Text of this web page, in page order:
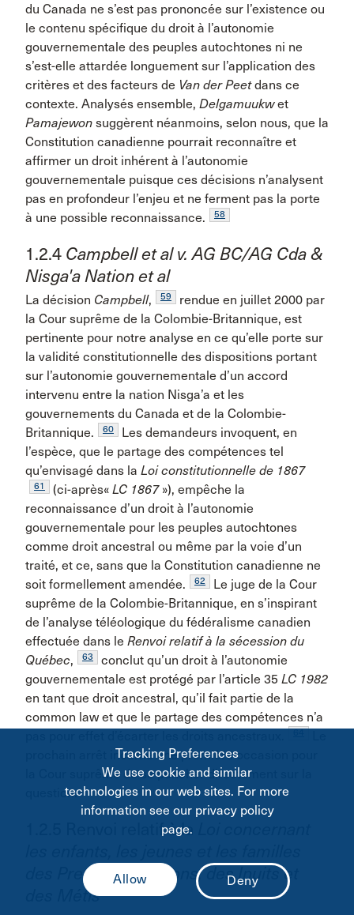
du Canada ne s’est pas prononcée sur l’existence ou
le contenu spécifique du droit à l’autonomie
gouvernementale des peuples autochtones ni ne
s’est-elle attardée longuement sur l’application des
critères et des facteurs de Van der Peetdans ce
contexte. Analysés ensemble, Delgamuukwet
Pamajewon suggèrent néanmoins, selon nous, que la
Constitution canadienne pourrait reconnaître et
affirmer un droit inhérent à l’autonomie
gouvernementale puisque ces décisions n’analysent
pas en profondeur l’enjeu et ne ferment pas la porte
à une possible reconnaissance.
58
1.2.4 Campbell et al v. AG BC/AG Cda &
Nisga'a Nation et al
La décision Campbell, 59
rendue en juillet 2000 par
la Cour suprême de la Colombie-Britannique, est
pertinente pour notre analyse en ce qu’elle porte sur
la validité constitutionnelle des dispositions portant
sur l’autonomie gouvernementale d’un accord
intervenu entre la nation Nisga’a et les
gouvernements du Canada et de la Colombie-
Britannique.
60
Les demandeurs invoquent, en
l’espèce, que le partage des compétences tel
qu’envisagé dans la Loi constitutionnelle de 1867
61 (ci-après« LC 1867 »), empêche la
reconnaissance d’un droit à l’autonomie
gouvernementale pour les peuples autochtones
comme droit ancestral ou même par la voie d’un
traité, et ce, sans que la Constitution canadienne ne
soit formellement amendée.
62
Le juge de la Cour
suprême de la Colombie-Britannique, en s’inspirant
de l’analyse téléologique du fédéralisme canadien
effectuée dans le Renvoi relatif à la sécession du
Québec, 63
conclut qu’un droit à l’autonomie
gouvernementale est protégé par l’article 35 LC 1982
en tant que droit ancestral, qu’il fait partie de la
common law et que le partage des compétences n’a
prochain arrêt incarne une première occasion pour
la Cour suprême de se pencher directement sur la
question.
1.2.5 Renvoi relatif à la
des Premières Nations, des Inuits et
des Métis
Tracking Preferences
We use cookie and similar
technologies in our web sites. For more
information see our privacy policy
page.